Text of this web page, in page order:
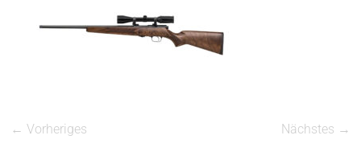
← Vorheriges Nächstes →